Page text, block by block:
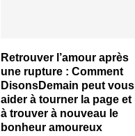
Retrouver l’amour après
une rupture : Comment
DisonsDemain peut vous
aider à tourner la page et
à trouver à nouveau le
bonheur amoureux